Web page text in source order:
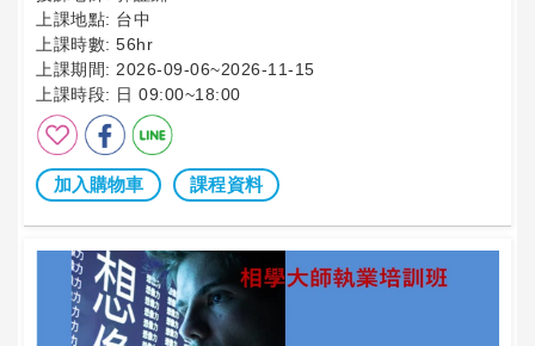
上課地點: 台中
上課時數: 56hr
上課期間: 2026-09-06~2026-11-15
上課時段: 日 09:00~18:00
加入購物車 課程資料